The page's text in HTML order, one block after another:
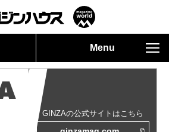
Menu
GINZAの公式サイトはこちら